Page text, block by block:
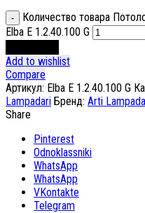
Количество товара
Elba E 1.2.40.100 G
Add to wishlist
Compare
Артикул: Elba E 1.2.40.100 G
Lampadari Бренд: Arti
Share
Pinterest
Odnoklassniki
WhatsApp
WhatsApp
VKontakte
Telegram